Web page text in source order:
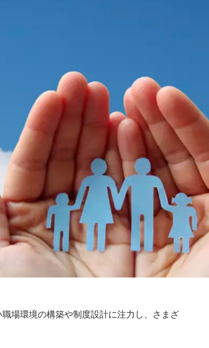
場環境の構築や制度設計に注力し、さまざ